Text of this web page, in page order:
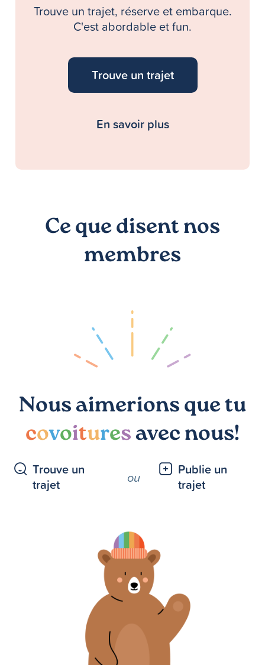
Trouve un trajet, réserve et embarque.
C'est abordable et fun.
Trouve un trajet
En savoir plus
Ce que disent nos
membres
Nous aimerions que tu
covoituresavec nous!
Trouve un
trajet
ou
Publie un
trajet